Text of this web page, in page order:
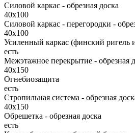
Силовой каркас - обрезная доска
40х100
Силовой каркас - перегородки -
40х100
Усиленный каркас (финский ригель
есть
Межэтажное перекрытие - обрезная
40х150
Огнебиозащита
есть
Стропильная система - обрезная
40х150
Обрешетка - обрезная доска
есть